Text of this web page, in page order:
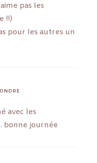
pas les
!!)
pour les autres un
avec les
bonne journée